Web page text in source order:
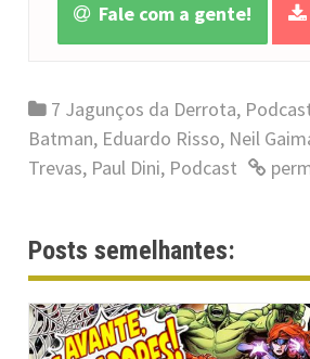
Fale com a gente!
7 Jagunços da Derrota,
Batman, Eduardo Risso, Neil
Trevas, Paul Dini, Podcast
Posts semelhantes: